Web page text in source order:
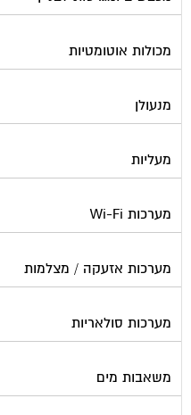
נוזל הסקה
סימוני חניות
עורכי דין / נוטוריונים
עיצוב לובי וחדר מדרגות
עמדות טעינה חשמליות
פוליש
פיקוח ובניה
צביעת חדרי מדרגות